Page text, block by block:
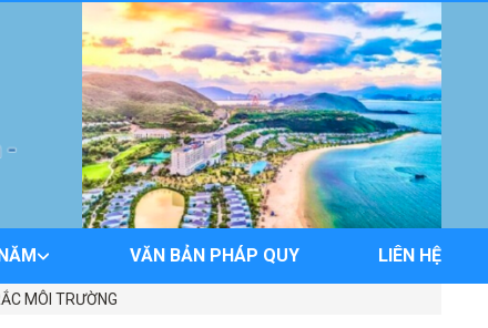
VĂN BẢN PHÁP QUY LIÊN HỆ
MÔI TRƯỜNG